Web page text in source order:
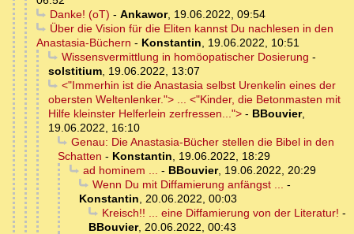
Danke! (oT) - Ankawor, 19.06.2022, 09:54
Über die Vision für die Eliten kannst Du nachlesen in den
Anastasia-Büchern - Konstantin, 19.06.2022, 10:51
Wissensvermittlung in homöopatischer Dosierung -
solstitium, 19.06.2022, 13:07
<"Immerhin ist die Anastasia selbst Urenkelin eines der
obersten Weltenlenker."> ... <"Kinder, die Betonmasten mit
Hilfe kleinster Helferlein zerfressen..."> - BBouvier,
19.06.2022, 16:10
Genau: Die Anastasia-Bücher stellen die Bibel in den
Schatten - Konstantin, 19.06.2022, 18:29
ad hominem ... - BBouvier, 19.06.2022, 20:29
Wenn Du mit Diffamierung anfängst ... -
Konstantin, 20.06.2022, 00:03
Kreisch!! ... eine Diffamierung von der Literatur! -
BBouvier, 20.06.2022, 00:43